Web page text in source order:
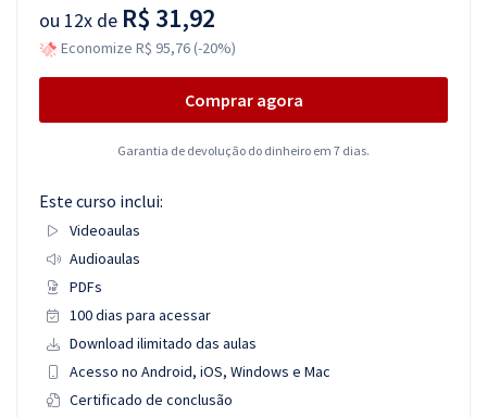
ou 12x de R$ 31,92
Economize R$ 95,76 (-20%)
Comprar agora
Garantia de devolução do dinheiro em 7 dias.
Este curso inclui:
Videoaulas
Audioaulas
PDFs
100 dias para acessar
Download ilimitado das aulas
Acesso no Android, iOS, Windows e Mac
Certificado de conclusão